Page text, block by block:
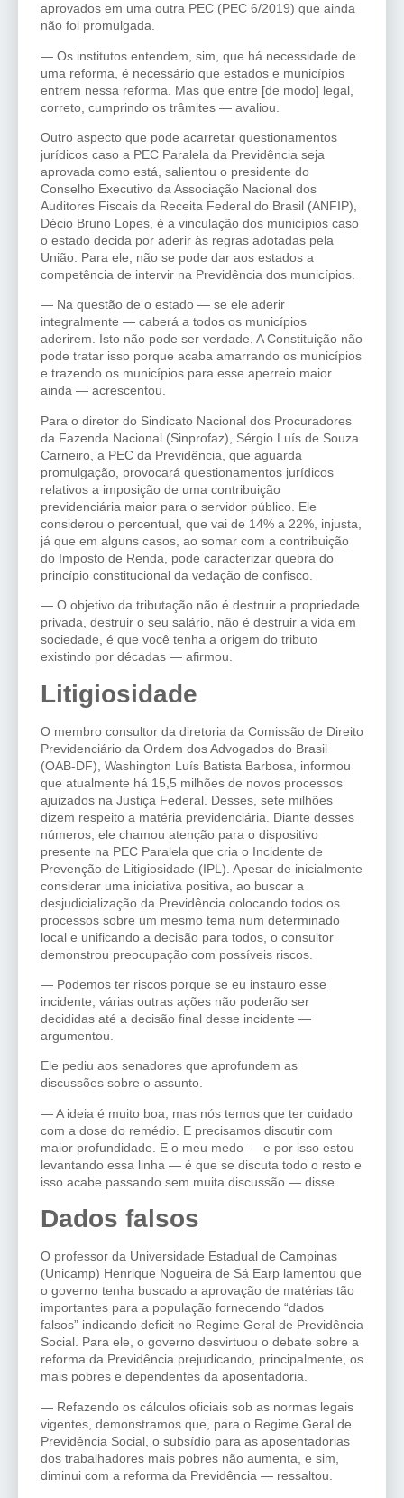
aprovados em uma outra PEC (PEC 6/2019) que ainda
não foi promulgada.
— Os institutos entendem, sim, que há necessidade de
uma reforma, é necessário que estados e municípios
entrem nessa reforma. Mas que entre [de modo] legal,
correto, cumprindo os trâmites — avaliou.
Outro aspecto que pode acarretar questionamentos
jurídicos caso a PEC Paralela da Previdência seja
aprovada como está, salientou o presidente do
Conselho Executivo da Associação Nacional dos
Auditores Fiscais da Receita Federal do Brasil (ANFIP),
Décio Bruno Lopes, é a vinculação dos municípios caso
o estado decida por aderir às regras adotadas pela
União. Para ele, não se pode dar aos estados a
competência de intervir na Previdência dos municípios.
— Na questão de o estado — se ele aderir
integralmente — caberá a todos os municípios
aderirem. Isto não pode ser verdade. A Constituição não
pode tratar isso porque acaba amarrando os municípios
e trazendo os municípios para esse aperreio maior
ainda — acrescentou.
Para o diretor do Sindicato Nacional dos Procuradores
da Fazenda Nacional (Sinprofaz), Sérgio Luís de Souza
Carneiro, a PEC da Previdência, que aguarda
promulgação, provocará questionamentos jurídicos
relativos a imposição de uma contribuição
previdenciária maior para o servidor público. Ele
considerou o percentual, que vai de 14% a 22%, injusta,
já que em alguns casos, ao somar com a contribuição
do Imposto de Renda, pode caracterizar quebra do
princípio constitucional da vedação de confisco.
— O objetivo da tributação não é destruir a propriedade
privada, destruir o seu salário, não é destruir a vida em
sociedade, é que você tenha a origem do tributo
existindo por décadas — afirmou.
Litigiosidade
O membro consultor da diretoria da Comissão de Direito
Previdenciário da Ordem dos Advogados do Brasil
(OAB-DF), Washington Luís Batista Barbosa, informou
que atualmente há 15,5 milhões de novos processos
ajuizados na Justiça Federal. Desses, sete milhões
dizem respeito a matéria previdenciária. Diante desses
números, ele chamou atenção para o dispositivo
presente na PEC Paralela que cria o Incidente de
Prevenção de Litigiosidade (IPL). Apesar de inicialmente
considerar uma iniciativa positiva, ao buscar a
desjudicialização da Previdência colocando todos os
processos sobre um mesmo tema num determinado
local e unificando a decisão para todos, o consultor
demonstrou preocupação com possíveis riscos.
— Podemos ter riscos porque se eu instauro esse
incidente, várias outras ações não poderão ser
decididas até a decisão final desse incidente —
argumentou.
Ele pediu aos senadores que aprofundem as
discussões sobre o assunto.
— A ideia é muito boa, mas nós temos que ter cuidado
com a dose do remédio. E precisamos discutir com
maior profundidade. E o meu medo — e por isso estou
levantando essa linha — é que se discuta todo o resto e
isso acabe passando sem muita discussão — disse.
Dados falsos
O professor da Universidade Estadual de Campinas
(Unicamp) Henrique Nogueira de Sá Earp lamentou que
o governo tenha buscado a aprovação de matérias tão
importantes para a população fornecendo “dados
falsos” indicando deficit no Regime Geral de Previdência
Social. Para ele, o governo desvirtuou o debate sobre a
reforma da Previdência prejudicando, principalmente, os
mais pobres e dependentes da aposentadoria.
— Refazendo os cálculos oficiais sob as normas legais
vigentes, demonstramos que, para o Regime Geral de
Previdência Social, o subsídio para as aposentadorias
dos trabalhadores mais pobres não aumenta, e sim,
diminui com a reforma da Previdência — ressaltou.